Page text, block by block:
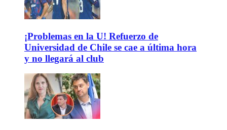
¡Problemas en la U! Refuerzo de
Universidad de Chile se cae a última hora
y no llegará al club